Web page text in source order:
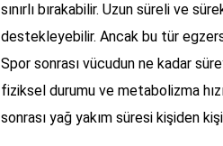
sınırlı bırakabilir. Uzun süreli ve
destekleyebilir. Ancak bu tür
Spor sonrası vücudun ne kadar
fiziksel durumu ve metabolizma
sonrası yağ yakım süresi kişiden